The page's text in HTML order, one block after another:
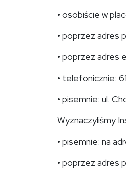
• osobiście w
• poprzez adres
• poprzez adres
• telefonicznie:
• pisemnie: ul.
Wyznaczyliśmy
• pisemnie: na
• poprzez adres